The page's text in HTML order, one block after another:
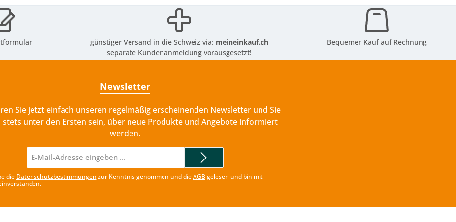
günstiger Versand in die Schweiz via: meineinkauf.ch
separate Kundenanmeldung vorausgesetzt!
Bequemer Kauf auf Rechnung
Newsletter
Sie jetzt einfach unseren regelmäßig erscheinenden Newsletter und Sie
stets unter den Ersten sein, über neue Produkte und Angebote informiert
werden.
Mail-
Adresse*
die Datenschutzbestimmungen zur Kenntnis genommen und dieAGBgelesen und bin mit